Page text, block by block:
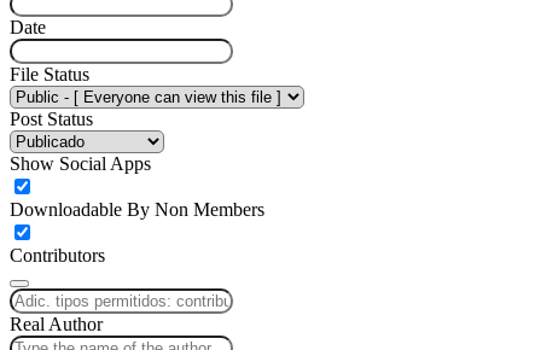
Date
File Status
Post Status
Show Social Apps
Downloadable By Non Members
Contributors
Real Author